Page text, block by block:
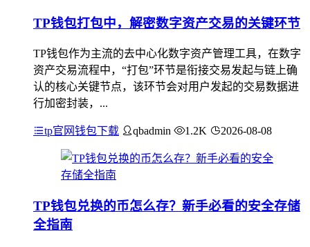
TP钱包打包中，解密数字资产交易的关键环节
TP钱包作为主流的去中心化数字资产管理工具，在数字
资产交易流程中，“打包”环节是衔接交易发起与链上确
认的核心关键节点，该环节会对用户发起的交易数据进
行加密封装，...
tp官网钱包下载 qbadmin 1.2K 2026-08-08
TP钱包兑换的币怎么存？新手必看的安全存储
全指南